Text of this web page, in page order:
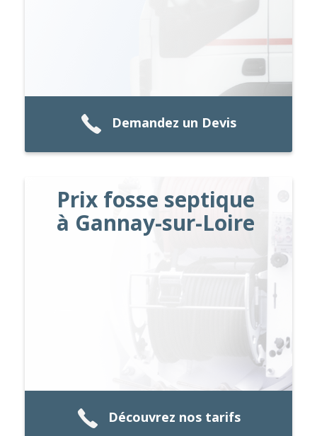
Demandez un Devis
Prix fosse septique
à Gannay-sur-Loire
Découvrez nos tarifs